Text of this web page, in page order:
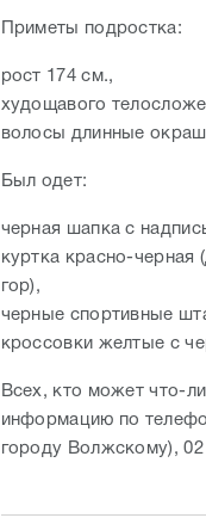
Приметы подростка:
рост 174 см.,
худощавого
волосы длинные
Был одет:
черная шапка с
куртка красно-черная
гор),
черные спортивные
кроссовки желтые с
Всех, кто может что-
информацию по
городу Волжскому), 02